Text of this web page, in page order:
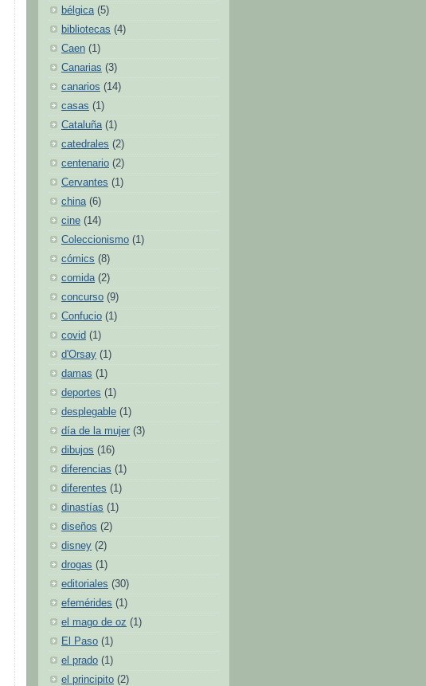
bélgica (5)
bibliotecas (4)
Caen (1)
Canarias (3)
canarios (14)
casas (1)
Cataluña (1)
catedrales (2)
centenario (2)
Cervantes (1)
china (6)
cine (14)
Coleccionismo (1)
cómics (8)
comida (2)
concurso (9)
Confucio (1)
covid (1)
d'Orsay (1)
damas (1)
deportes (1)
desplegable (1)
día de la mujer (3)
dibujos (16)
diferencias (1)
diferentes (1)
dinastías (1)
diseños (2)
disney (2)
drogas (1)
editoriales (30)
efemérides (1)
el mago de oz (1)
El Paso (1)
el prado (1)
el principito (2)